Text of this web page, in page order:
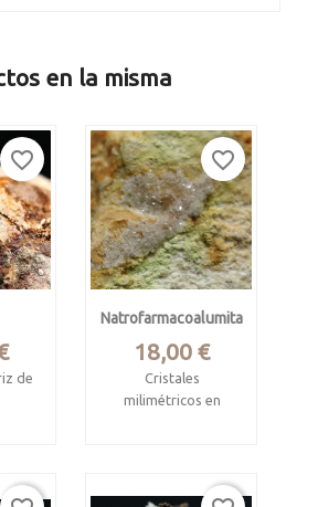
en la misma
de
x 2.4
favorite_border
Natrofarmacoalumita
Precio
18,00 €
Cristales
milimétricos en
Rodalquilar, Almería
favorite_border